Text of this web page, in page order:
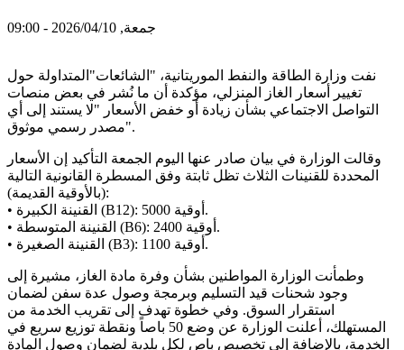
جمعة, 2026/04/10 - 09:00
نفت وزارة الطاقة والنفط الموريتانية، "الشائعات"المتداولة حول
تغيير أسعار الغاز المنزلي، مؤكدة أن ما نُشر في بعض منصات
التواصل الاجتماعي بشأن زيادة أو خفض الأسعار "لا يستند إلى أي
مصدر رسمي موثوق".
وقالت الوزارة في بيان صادر عنها اليوم الجمعة التأكيد إن الأسعار
المحددة للقنينات الثلاث تظل ثابتة وفق المسطرة القانونية التالية
(بالأوقية القديمة):
• القنينة الكبيرة (B12): 5000 أوقية.
• القنينة المتوسطة (B6): 2400 أوقية.
• القنينة الصغيرة (B3): 1100 أوقية.
وطمأنت الوزارة المواطنين بشأن وفرة مادة الغاز، مشيرة إلى
وجود شحنات قيد التسليم وبرمجة وصول عدة سفن لضمان
استقرار السوق. وفي خطوة تهدف إلى تقريب الخدمة من
المستهلك، أعلنت الوزارة عن وضع 50 باصاً ونقطة توزيع سريع في
الخدمة، بالإضافة إلى تخصيص باص لكل بلدية لضمان وصول المادة